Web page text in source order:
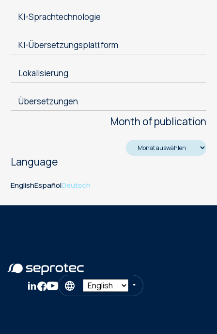
KI-Sprachtechnologie
KI-Übersetzungsplattform
Lokalisierung
Übersetzungen
Month of publication
Language
EnglishEspañolDeutsch